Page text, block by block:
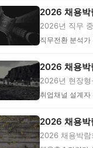
2026 채용박
2026년 직무
...
직무전환 분석가
2026 채용박
2026년 현장형
력...
취업채널 설계자
2026 채용박
2026 채용박